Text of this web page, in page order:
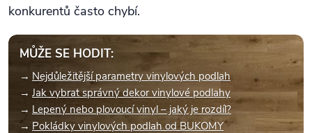
konkurentů často chybí.
MŮŽE SE HODIT:
Nejdůležitější parametry vinylových podlah
Jak vybrat správný dekor vinylové podlahy
Lepený nebo plovoucí vinyl – jaký je rozdíl?
Pokládky vinylových podlah od BUKOMY